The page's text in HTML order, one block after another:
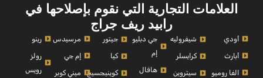
العلامات التجارية التي نقوم بإصلاحها في
رابيد ريف جراج
أودي
أبارث
الفا روميو
شيفروليه
كرايسلر
سيتروين
جي دبليو
إم
هافال
جيتور
كيا
كوينيجسيج
مرسيدس
إم جي
ميني كوبر
رينو
رولز
رويس